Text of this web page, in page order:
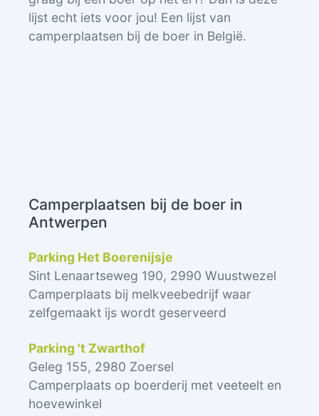
lijst echt iets voor jou! Een lijst van
camperplaatsen bij de boer in België.
Camperplaatsen bij de boer in
Antwerpen
Parking Het Boerenijsje
Sint Lenaartseweg 190, 2990 Wuustwezel
Camperplaats bij melkveebedrijf waar
zelfgemaakt ijs wordt geserveerd
Parking 't Zwarthof
Geleg 155, 2980 Zoersel
Camperplaats op boerderij met veeteelt en
hoevewinkel